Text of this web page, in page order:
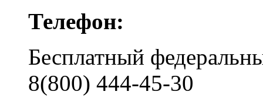
Телефон:
Бесплатный
8(800) 444-45-30